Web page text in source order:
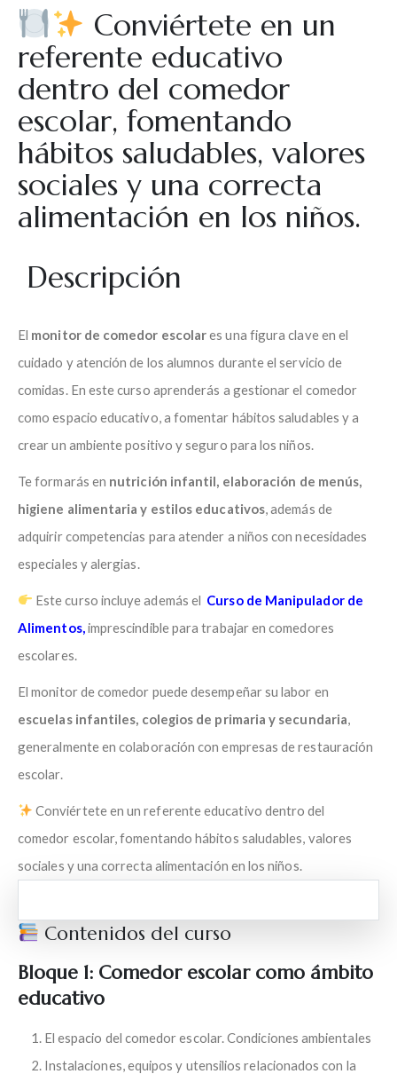
Conviértete en un
referente educativo
dentro del comedor
escolar, fomentando
hábitos saludables, valores
sociales y una correcta
alimentación en los niños.
Descripción
El monitor de comedor escolares una figura clave en el
cuidado y atención de los alumnos durante el servicio de
comidas. En este curso aprenderás a gestionar el comedor
como espacio educativo, a fomentar hábitos saludables y a
crear un ambiente positivo y seguro para los niños.
Te formarás en nutrición infantil, elaboración de menús,
higiene alimentaria y estilos educativos, además de
adquirir competencias para atender a niños con necesidades
especiales y alergias.
Este curso incluye además el Curso de Manipulador de
Alimentos,imprescindible para trabajar en comedores
escolares.
El monitor de comedor puede desempeñar su labor en
escuelas infantiles, colegios de primaria y secundaria,
generalmente en colaboración con empresas de restauración
escolar.
Conviértete en un referente educativo dentro del
comedor escolar, fomentando hábitos saludables, valores
sociales y una correcta alimentación en los niños.
Contenidos del curso
Bloque 1: Comedor escolar como ámbito
educativo
El espacio del comedor escolar. Condiciones ambientales
Instalaciones, equipos y utensilios relacionados con la